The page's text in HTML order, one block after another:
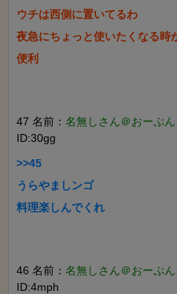
ウチは西側に置いてるわ
夜急にちょっと使いたくなる時
便利
47 名前： 名無しさん＠おーぷん
ID:30gg
>>45
うらやましンゴ
料理楽しんでくれ
46 名前： 名無しさん＠おーぷん
ID:4mph